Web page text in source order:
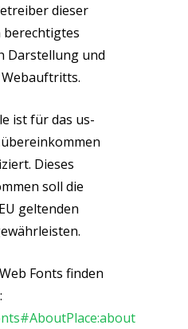
dieser
berechtigtes
Darstellung und
ist für das us-
Dieses
soll die
geltenden
Fonts finden